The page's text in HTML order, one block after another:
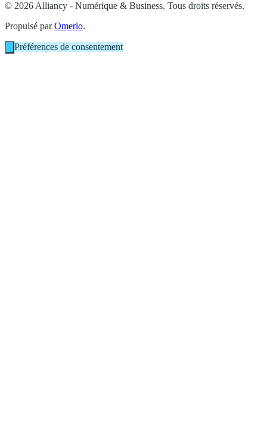
© 2026 Alliancy - Numérique & Business. Tous droits réservés.
Propulsé parOmerlo.
Préférences de consentement